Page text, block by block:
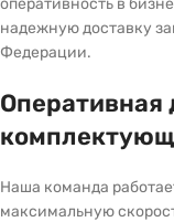
оперативность в
надежную доставку
Федерации.
Оперативная
Наша команда
максимальную